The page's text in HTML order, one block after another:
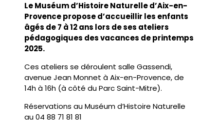
Le Muséum d’Histoire Naturelle d’Aix-en-
Provence propose d’accueillir les enfants
âgés de 7 à 12 ans lors de ses ateliers
pédagogiques des vacances de printemps
2025.
Ces ateliers se déroulent salle Gassendi,
avenue Jean Monnet à Aix-en-Provence, de
14h à 16h (à côté du Parc Saint-Mitre).
Réservations au Muséum d’Histoire Naturelle
au 04 88 71 81 81